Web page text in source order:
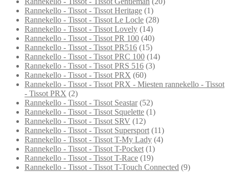
Rannekello - Tissot - Tissot Heritage (1)
Rannekello - Tissot - Tissot Le Locle (28)
Rannekello - Tissot - Tissot Lovely (14)
Rannekello - Tissot - Tissot PR 100 (40)
Rannekello - Tissot - Tissot PR516 (15)
Rannekello - Tissot - Tissot PRC 100 (14)
Rannekello - Tissot - Tissot PRS 516 (3)
Rannekello - Tissot - Tissot PRX (60)
Rannekello - Tissot - Tissot PRX - Miesten rannekello - Tissot
- Tissot PRX (2)
Rannekello - Tissot - Tissot Seastar (52)
Rannekello - Tissot - Tissot Squelette (1)
Rannekello - Tissot - Tissot SRV (12)
Rannekello - Tissot - Tissot Supersport (11)
Rannekello - Tissot - Tissot T-My Lady (4)
Rannekello - Tissot - Tissot T-Pocket (1)
Rannekello - Tissot - Tissot T-Race (19)
Rannekello - Tissot - Tissot T-Touch Connected (9)